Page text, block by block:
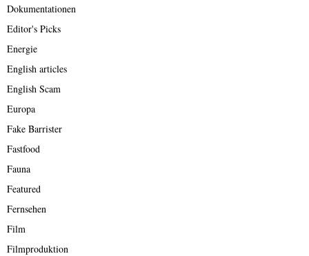
Dokumentationen
Editor's Picks
Energie
English articles
English Scam
Europa
Fake Barrister
Fastfood
Fauna
Featured
Fernsehen
Film
Filmproduktion